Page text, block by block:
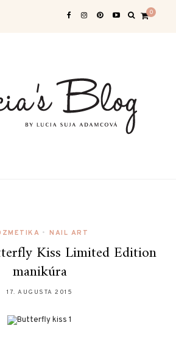
0
• NAIL ART
Kiss Limited Edition
manikúra
17. AUGUSTA 2015